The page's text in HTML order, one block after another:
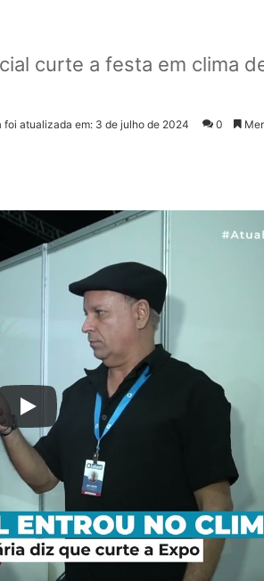
curte a festa em clima
foi atualizada em: 3 de julho de 2024 0